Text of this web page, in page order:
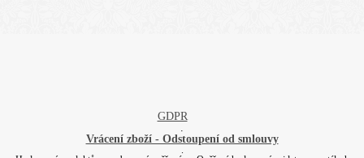
GDPR
.
Vrácení zboží - Odstoupení od smlouvy
.